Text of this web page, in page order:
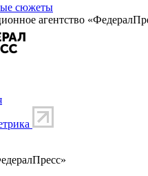
сюжеты
агентство
»